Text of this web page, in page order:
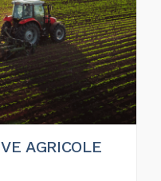
AGRICOLE